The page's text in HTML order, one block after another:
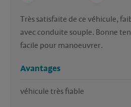
Très satisfaite de ce véhicule,
avec conduite souple. Bonne
facile pour manoeuvrer.
Avantages
véhicule très fiable